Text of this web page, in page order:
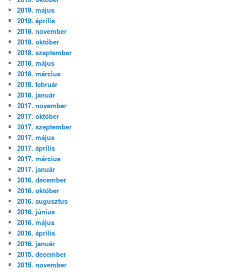
2019. május
2019. április
2018. november
2018. október
2018. szeptember
2018. május
2018. március
2018. február
2018. január
2017. november
2017. október
2017. szeptember
2017. május
2017. április
2017. március
2017. január
2016. december
2016. október
2016. augusztus
2016. június
2016. május
2016. április
2016. január
2015. december
2015. november